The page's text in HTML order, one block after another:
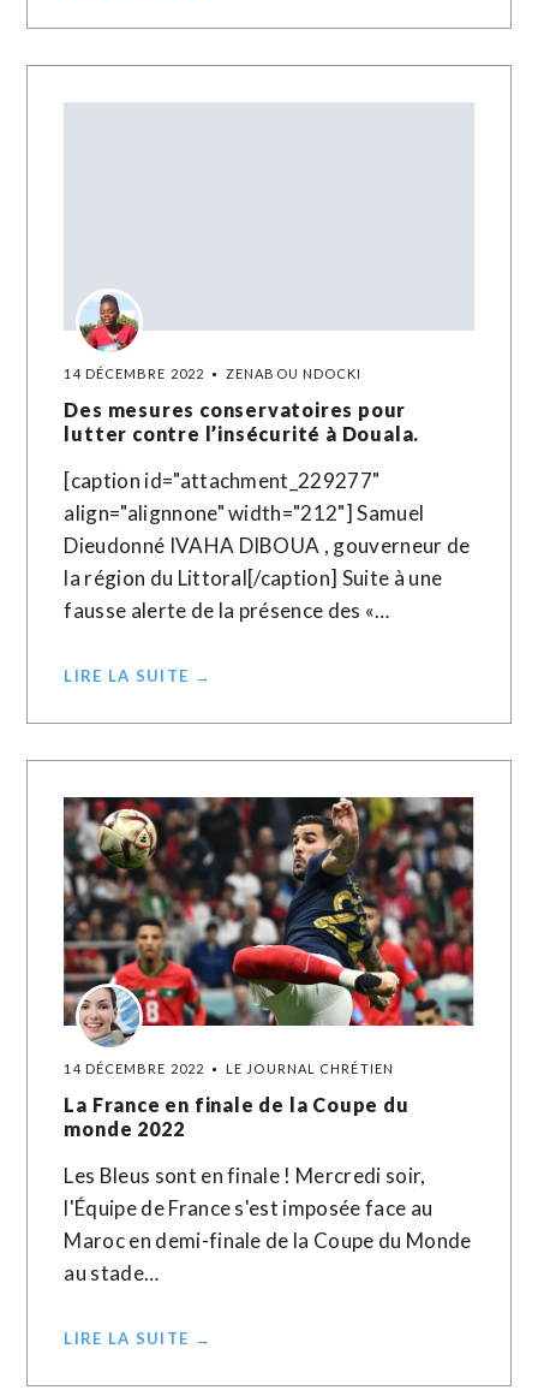
14 DÉCEMBRE 2022 ZENABOU NDOCKI
Des mesures conservatoires pour
lutter contre l’insécurité à Douala.
[caption id="attachment_229277"
align="alignnone" width="212"] Samuel
Dieudonné IVAHA DIBOUA , gouverneur de
la région du Littoral[/caption] Suite à une
fausse alerte de la présence des «…
LIRE LA SUITE →
14 DÉCEMBRE 2022 LE JOURNAL CHRÉTIEN
La France en finale de la Coupe du
monde 2022
Les Bleus sont en finale ! Mercredi soir,
l'Équipe de France s'est imposée face au
Maroc en demi-finale de la Coupe du Monde
au stade…
LIRE LA SUITE →